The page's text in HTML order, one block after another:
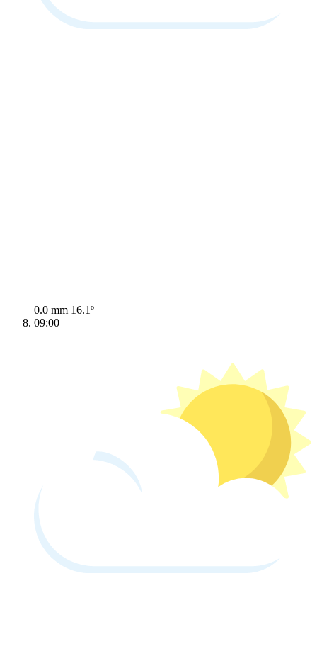
0.0 mm 16.1º
09:00